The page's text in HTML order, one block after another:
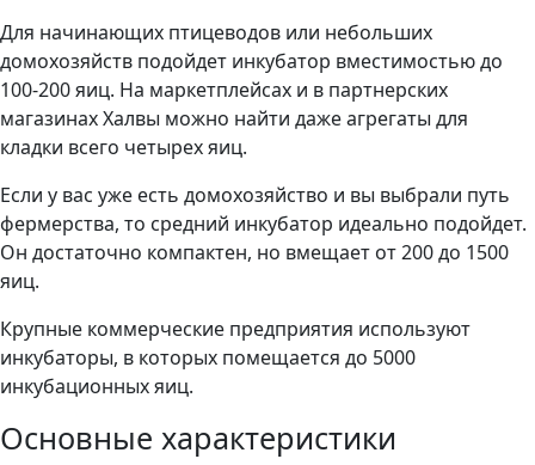
Для начинающих птицеводов или небольших
домохозяйств подойдет инкубатор вместимостью до
100-200 яиц. На маркетплейсах и в партнерских
магазинах Халвы можно найти даже агрегаты для
кладки всего четырех яиц.
Если у вас уже есть домохозяйство и вы выбрали путь
фермерства, то средний инкубатор идеально подойдет.
Он достаточно компактен, но вмещает от 200 до 1500
яиц.
Крупные коммерческие предприятия используют
инкубаторы, в которых помещается до 5000
инкубационных яиц.
Основные характеристики